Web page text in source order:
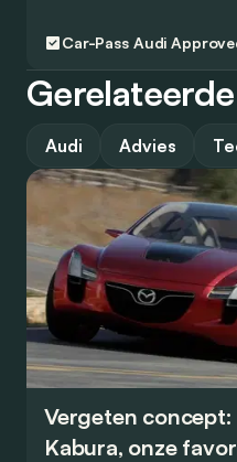
Car-Pass Audi
Audi Advies
Vergeten concept:
Kabura, onze